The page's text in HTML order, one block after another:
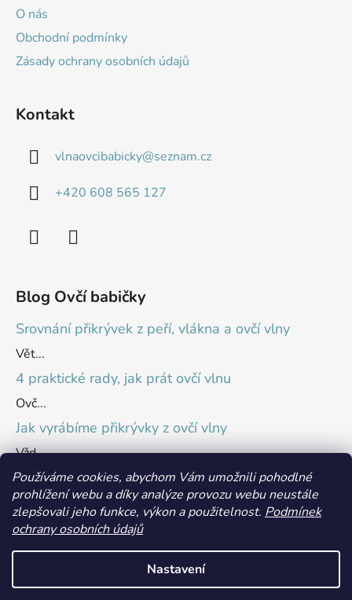
Používáme cookies, abychom Vám umožnili pohodlné
prohlížení webu a díky analýze provozu webu neustále
zlepšovali jeho funkce, výkon a použitelnost. Podmínek
ochrany osobních údajů
Nastavení
O nás
Obchodní podmínky
Zásady ochrany osobních údajů
Kontakt
vlnaovcibabicky@seznam.cz
+420 608 565 127
Blog Ovčí babičky
Srovnání přikrývek z peří, vlákna a ovčí vlny
Vět...
4 praktické rady, jak prát ovčí vlnu
Ovč...
Jak vyrábíme přikrývky z ovčí vlny
Vžd...
Přijímáme online platby